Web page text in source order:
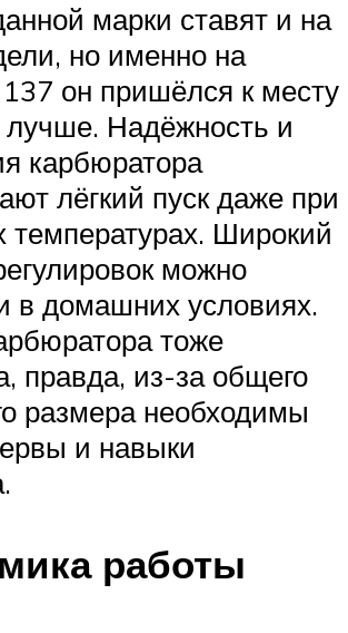
марки ставят и на
но именно на
он пришёлся к месту
лучше. Надёжность и
карбюратора
лёгкий пуск даже при
температурах. Широкий
можно
в домашних условиях.
тоже
правда, из-за общего
размера необходимы
и навыки
работы